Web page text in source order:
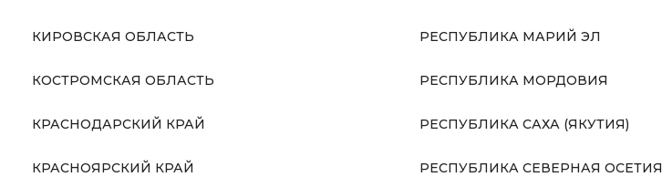
КИРОВСКАЯ ОБЛАСТЬ
КОСТРОМСКАЯ ОБЛАСТЬ
КРАСНОДАРСКИЙ КРАЙ
КРАСНОЯРСКИЙ КРАЙ
РЕСПУБЛИКА МАРИЙ ЭЛ
РЕСПУБЛИКА МОРДОВИЯ
РЕСПУБЛИКА САХА (ЯКУТИЯ)
РЕСПУБЛИКА СЕВЕРНАЯ ОСЕТИЯ